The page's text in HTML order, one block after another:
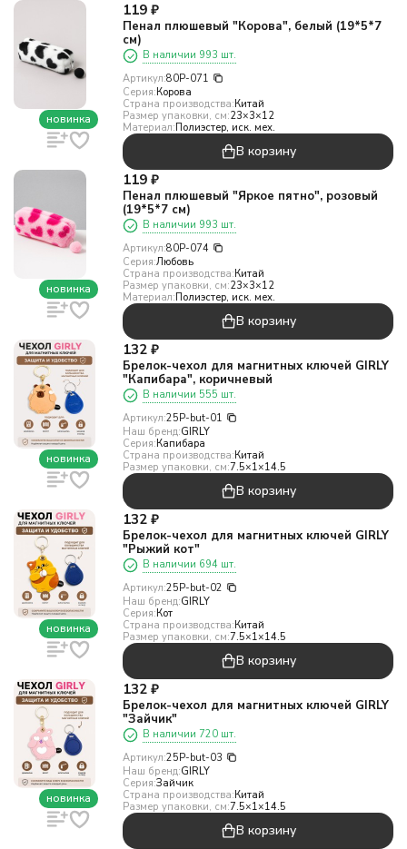
новинка
119 ₽
Пенал плюшевый "Корова", белый (19*5*7
см)
В наличии 993 шт.
Артикул:80P-071
Серия:Корова
Страна производства:Китай
Размер упаковки, см:23×3×12
Материал:Полиэстер, иск. мех.
В корзину
новинка
119 ₽
Пенал плюшевый "Яркое пятно", розовый
(19*5*7 см)
В наличии 993 шт.
Артикул:80P-074
Серия:Любовь
Страна производства:Китай
Размер упаковки, см:23×3×12
Материал:Полиэстер, иск. мех.
В корзину
новинка
132 ₽
Брелок-чехол для магнитных ключей GIRLY
"Капибара", коричневый
В наличии 555 шт.
Артикул:25P-but-01
Наш бренд:GIRLY
Серия:Капибара
Страна производства:Китай
Размер упаковки, см:7.5×1×14.5
В корзину
новинка
132 ₽
Брелок-чехол для магнитных ключей GIRLY
"Рыжий кот"
В наличии 694 шт.
Артикул:25P-but-02
Наш бренд:GIRLY
Серия:Кот
Страна производства:Китай
Размер упаковки, см:7.5×1×14.5
В корзину
новинка
132 ₽
Брелок-чехол для магнитных ключей GIRLY
"Зайчик"
В наличии 720 шт.
Артикул:25P-but-03
Наш бренд:GIRLY
Серия:Зайчик
Страна производства:Китай
Размер упаковки, см:7.5×1×14.5
В корзину